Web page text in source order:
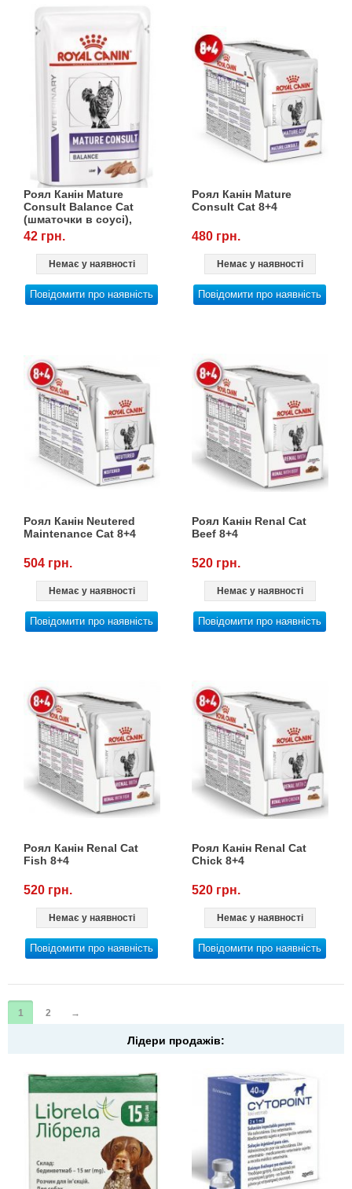
Роял Канін Mature
Consult Balance Cat
(шматочки в соусі),
0,085 кг
42 грн.
Немає у наявності
Повідомити про наявність
Роял Канін Mature
Consult Cat 8+4
480 грн.
Немає у наявності
Повідомити про наявність
Роял Канін Neutered
Maintenance Cat 8+4
504 грн.
Немає у наявності
Повідомити про наявність
Роял Канін Renal Cat
Beef 8+4
520 грн.
Немає у наявності
Повідомити про наявність
Роял Канін Renal Cat
Fish 8+4
520 грн.
Немає у наявності
Повідомити про наявність
Роял Канін Renal Cat
Сhick 8+4
520 грн.
Немає у наявності
Повідомити про наявність
1 2 →
Лідери продажів: